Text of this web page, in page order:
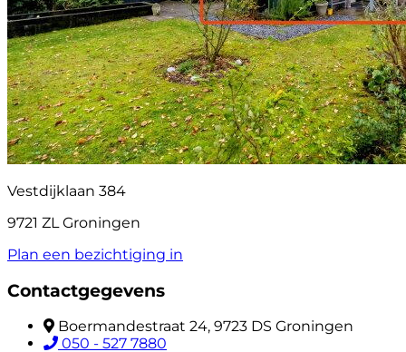
Vestdijklaan 384
9721 ZL Groningen
Plan een bezichtiging in
Contactgegevens
Boermandestraat 24, 9723 DS Groningen
050 - 527 7880